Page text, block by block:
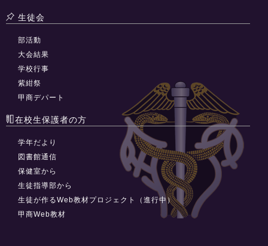
生徒会
部活動
大会結果
学校行事
紫紺祭
甲商デパート
在校生保護者の方
学年だより
図書館通信
保健室から
生徒指導部から
生徒が作るWeb教材プロジェクト（進行中）
甲商Web教材